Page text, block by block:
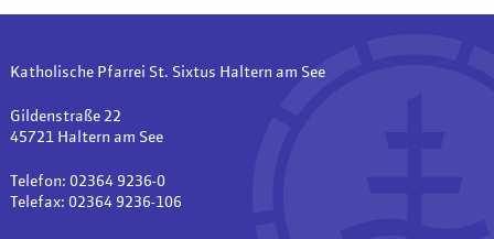
Katholische Pfarrei St. Sixtus Haltern am See
Gildenstraße 22
45721 Haltern am See
Telefon: 02364 9236-0
Telefax: 02364 9236-106